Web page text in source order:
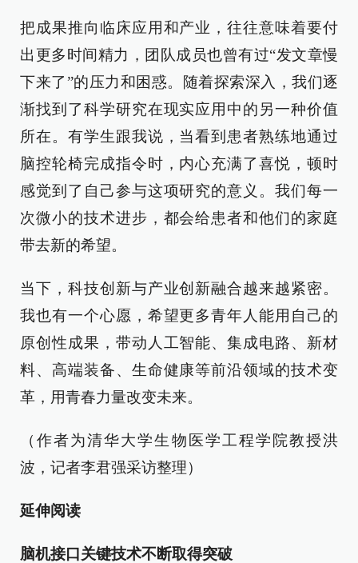
把成果推向临床应用和产业，往往意味着要付
出更多时间精力，团队成员也曾有过“发文章慢
下来了”的压力和困惑。随着探索深入，我们逐
渐找到了科学研究在现实应用中的另一种价值
所在。有学生跟我说，当看到患者熟练地通过
脑控轮椅完成指令时，内心充满了喜悦，顿时
感觉到了自己参与这项研究的意义。我们每一
次微小的技术进步，都会给患者和他们的家庭
带去新的希望。
当下，科技创新与产业创新融合越来越紧密。
我也有一个心愿，希望更多青年人能用自己的
原创性成果，带动人工智能、集成电路、新材
料、高端装备、生命健康等前沿领域的技术变
革，用青春力量改变未来。
（作者为清华大学生物医学工程学院教授洪
波，记者李君强采访整理）
延伸阅读
脑机接口关键技术不断取得突破